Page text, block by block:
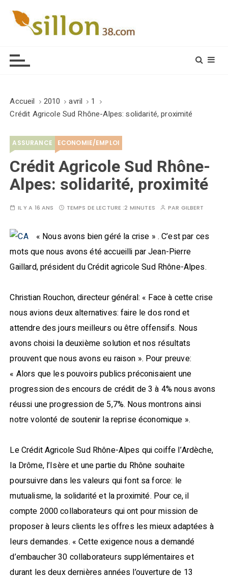
Accueil 2010 avril
1
Crédit Agricole Sud Rhône-Alpes: solidarité, proximité
ASSURANCE ECONOMIE/EMPLOI
Crédit Agricole Sud Rhône-
Alpes: solidarité, proximité
IL Y A 16 ANS TEMPS DE LECTURE :2 MINUTES PAR GILBERT
« Nous avons bien géré la crise » . C’est par ces
mots que nous avons été accueilli par Jean-Pierre
Gaillard, président du Crédit agricole Sud Rhône-Alpes.
Christian Rouchon, directeur général: « Face à cette crise
nous avions deux alternatives: faire le dos rond et
attendre des jours meilleurs ou être offensifs. Nous
avons choisi la deuxième solution et nos résultats
prouvent que nous avons eu raison ». Pour preuve:
« Alors que les pouvoirs publics préconisaient une
progression des encours de crédit de 3 à 4% nous avons
réussi une progression de 5,7%. Nous montrons ainsi
notre volonté de soutenir la reprise économique ».
Le Crédit Agricole Sud Rhône-Alpes qui coiffe l’Ardèche,
la Drôme, l’Isère et une partie du Rhône souhaite
poursuivre dans les valeurs qui font sa force: le
mutualisme, la solidarité et la proximité. Pour ce, il
compte 2000 collaborateurs qui ont pour mission de
proposer à leurs clients les offres les mieux adaptées à
leurs demandes. « Cette exigence nous a demandé
d’embaucher 30 collaborateurs supplémentaires et
durant les deux dernières années l’ouverture de 13